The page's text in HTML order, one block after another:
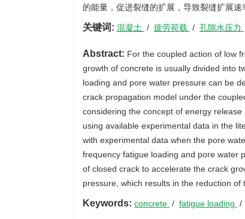
的能量，促进裂缝的扩展，导致裂缝扩展
关键词: 混凝土 / 疲劳荷载 / 孔隙水压力
Abstract: For the coupled action of low
growth of concrete is usually divided into
loading and pore water pressure can be
crack propagation model under the
considering the concept of energy
using available experimental data in the
with experimental data when the pore
frequency fatigue loading and pore water
of closed crack to accelerate the crack
pressure, which results in the reduction of
Keywords: concrete / fatigue loading /